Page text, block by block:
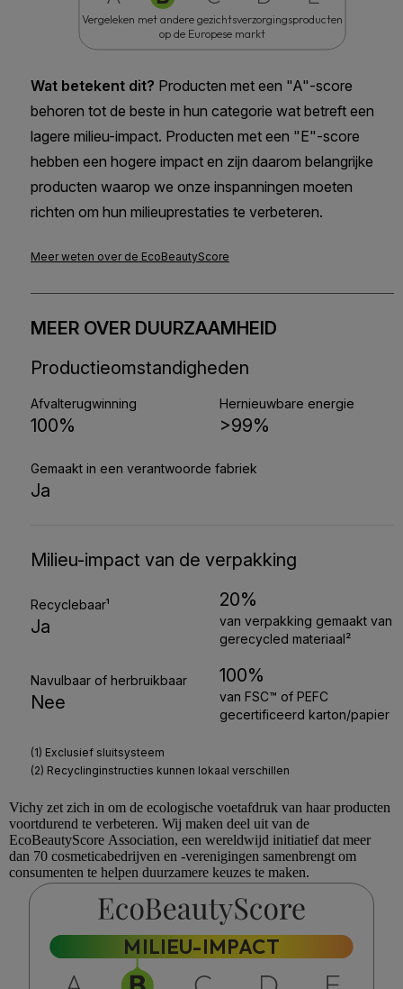
Vichy zet zich in om de ecologische voetafdruk van haar producten
voortdurend te verbeteren. Wij maken deel uit van de
EcoBeautyScore Association, een wereldwijd initiatief dat meer
dan 70 cosmeticabedrijven en -verenigingen samenbrengt om
consumenten te helpen duurzamere keuzes te maken.
MILIEU-IMPACT